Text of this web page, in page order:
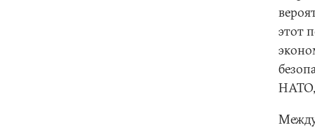
этот
НАТО,